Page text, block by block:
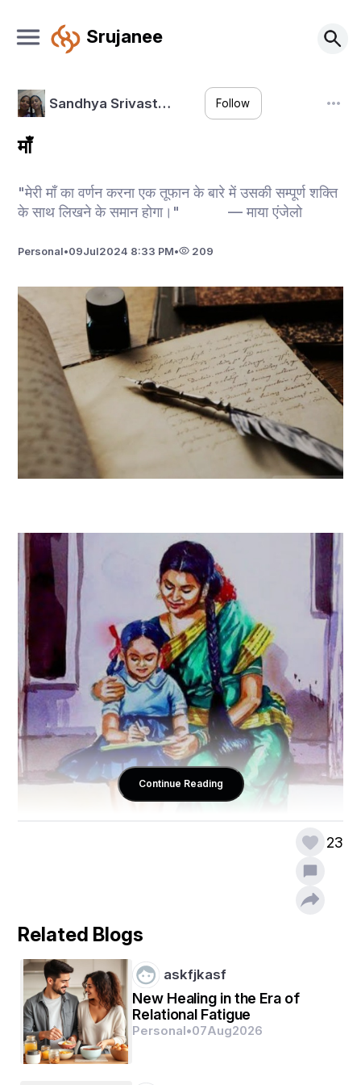
Srujanee
Sandhya Srivast… Follow
माँ
"मेरी माँ का वर्णन करना एक तूफान के बारे में उसकी सम्पूर्ण शक्ति
के साथ लिखने के समान होगा।" — माया एंजेलो
Personal•09Jul2024 8:33 PM• 209
माँ बचपन की मीठी लोरी
या दीये की जलती बाती
Continue Reading
23
Related Blogs
askfjkasf
New Healing in the Era of
Relational Fatigue
Personal•07Aug2026